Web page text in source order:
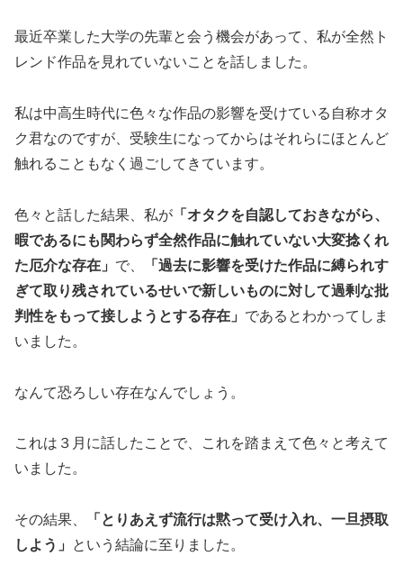
最近卒業した大学の先輩と会う機会があって、私が全然ト
レンド作品を見れていないことを話しました。
私は中高生時代に色々な作品の影響を受けている自称オタ
ク君なのですが、受験生になってからはそれらにほとんど
触れることもなく過ごしてきています。
色々と話した結果、私が 「オタクを自認しておきながら、
暇であるにも関わらず全然作品に触れていない大変捻くれ
た厄介な存在」 で、
「過去に影響を受けた作品に縛られす
ぎて取り残されているせいで新しいものに対して過剰な批
判性をもって接しようとする存在」 であるとわかってしま
いました。
なんて恐ろしい存在なんでしょう。
これは３月に話したことで、これを踏まえて色々と考えて
いました。
その結果、
「とりあえず流行は黙って受け入れ、一旦摂取
しよう」
という結論に至りました。